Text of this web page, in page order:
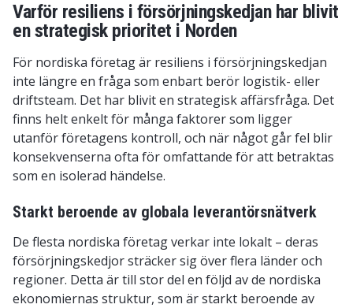
Varför resiliens i försörjningskedjan har blivit
en strategisk prioritet i Norden
För nordiska företag är resiliens i försörjningskedjan
inte längre en fråga som enbart berör logistik- eller
driftsteam. Det har blivit en strategisk affärsfråga. Det
finns helt enkelt för många faktorer som ligger
utanför företagens kontroll, och när något går fel blir
konsekvenserna ofta för omfattande för att betraktas
som en isolerad händelse.
Starkt beroende av globala leverantörsnätverk
De flesta nordiska företag verkar inte lokalt – deras
försörjningskedjor sträcker sig över flera länder och
regioner. Detta är till stor del en följd av de nordiska
ekonomiernas struktur, som är starkt beroende av